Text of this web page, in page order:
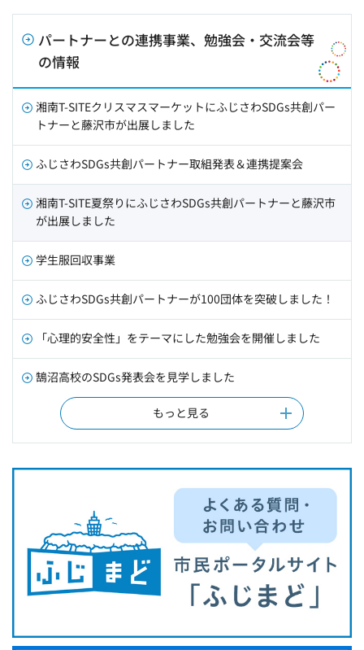
パートナーとの連携事業、勉強会・交流会等
の情報
湘南T-SITEクリスマスマーケットにふじさわSDGs共創パー
トナーと藤沢市が出展しました
ふじさわSDGs共創パートナー取組発表＆連携提案会
湘南T-SITE夏祭りにふじさわSDGs共創パートナーと藤沢市
が出展しました
学生服回収事業
ふじさわSDGs共創パートナーが100団体を突破しました！
「心理的安全性」をテーマにした勉強会を開催しました
鵠沼高校のSDGs発表会を見学しました
もっと見る